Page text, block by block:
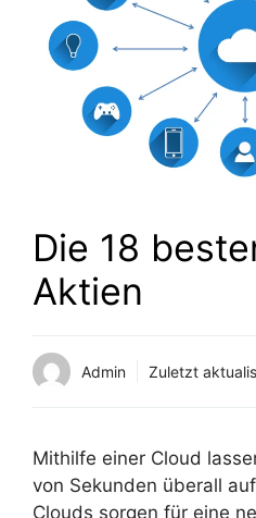
Die 18
Aktien
Admin Zuletzt
Mithilfe einer Cloud
von Sekunden überall
Clouds sorgen für eine